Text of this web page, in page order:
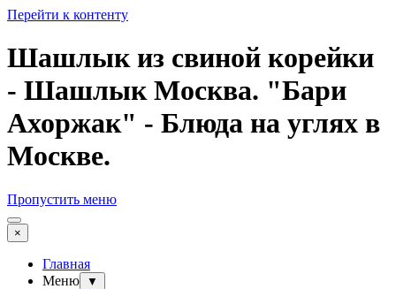
Перейти к контенту
Шашлык из свиной корейки
- Шашлык Москва. "Бари
Ахоржак" - Блюда на углях в
Москве.
Пропустить меню
×
Главная
Меню
▼